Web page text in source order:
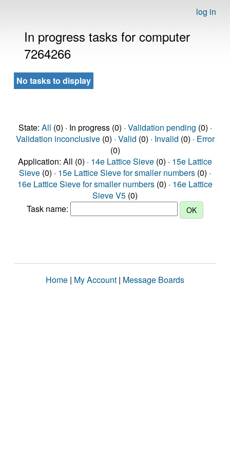
log in
In progress tasks for computer
7264266
No tasks to display
State: All (0) · In progress (0) · Validation pending (0) ·
Validation inconclusive(0) · Valid (0) · Invalid (0) · Error
(0)
Application: All (0) · 14e Lattice Sieve (0) · 15e Lattice
Sieve (0) · 15e Lattice Sieve for smaller numbers (0) ·
16e Lattice Sieve for smaller numbers (0) · 16e Lattice
Sieve V5 (0)
Task name:
Home | My Account | Message Boards